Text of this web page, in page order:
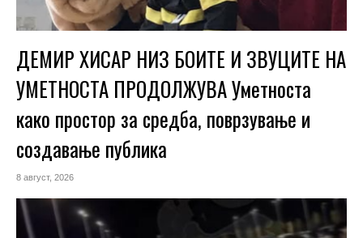
ДЕМИР ХИСАР НИЗ БОИТЕ И ЗВУЦИТЕ НА
УМЕТНОСТА ПРОДОЛЖУВА Уметноста
како простор за средба, поврзување и
создавање публика
8 август, 2026